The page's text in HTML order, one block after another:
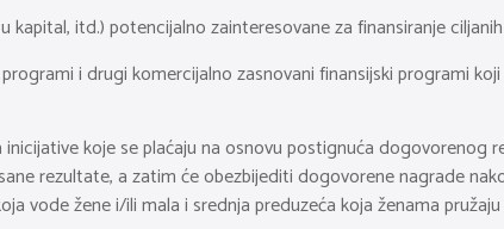
itd.) potencijalno zainteresovane za finansiranje
i drugi komercijalno zasnovani finansijski programi
koje se plaćaju na osnovu postignuća dogovorenog
rezultate, a zatim će obezbijediti dogovorene nagrade
vode žene i/ili mala i srednja preduzeća koja ženama